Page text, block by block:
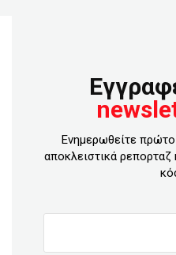
Ενημερωθείτε
αποκλειστικά